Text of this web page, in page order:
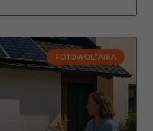
FOTOWOLTAIKA